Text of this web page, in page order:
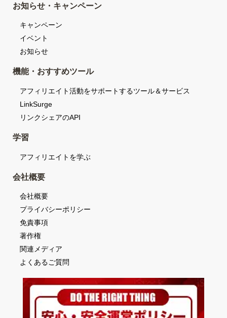
お知らせ・キャンペーン
キャンペーン
イベント
お知らせ
機能・おすすめツール
アフィリエイト活動をサポートするツール＆サービス
LinkSurge
リンクシェアのAPI
学習
アフィリエイトを学ぶ
会社概要
会社概要
プライバシーポリシー
免責事項
著作権
関連メディア
よくあるご質問